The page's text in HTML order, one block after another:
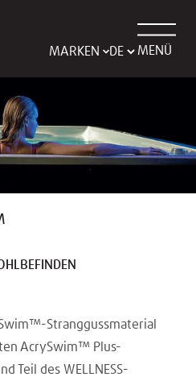
MARKEN MENÜ
Stranggussmaterial
AcrySwim™ Plus-
Teil des WELLNESS-